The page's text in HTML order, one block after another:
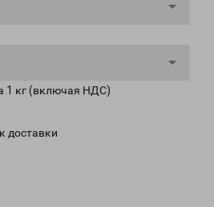
1 кг (включая НДС)
доставки